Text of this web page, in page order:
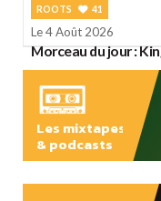
ROOTS 41
Le 4 Août 2026
Morceau du jour :
Les mixtapes
& podcasts